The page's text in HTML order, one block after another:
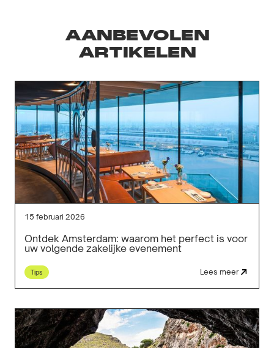
AANBEVOLEN
ARTIKELEN
15 februari 2026
Ontdek Amsterdam: waarom het perfect is voor
uw volgende zakelijke evenement
Tips Lees meer